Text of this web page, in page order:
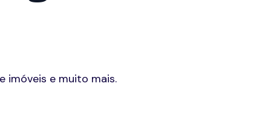
imóveis e muito mais.